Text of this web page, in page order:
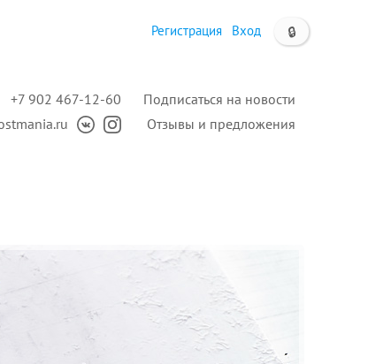
🔒
Регистрация Вход
Подписаться на новости
Отзывы и предложения
+7 902 467-12-60